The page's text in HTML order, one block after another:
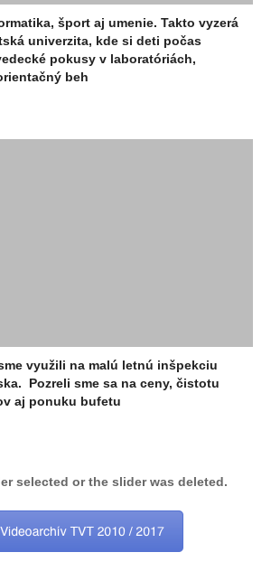
šport aj umenie. Takto vyzerá
univerzita, kde si deti počas
pokusy v laboratóriách,
beh
využili na malú letnú inšpekciu
Pozreli sme sa na ceny, čistotu
aj ponuku bufetu
selected or the slider was deleted.